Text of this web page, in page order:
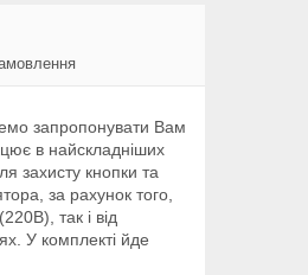
запропонувати Вам
в найскладніших
захисту кнопки та
за рахунок того,
так і від
У комплекті йде